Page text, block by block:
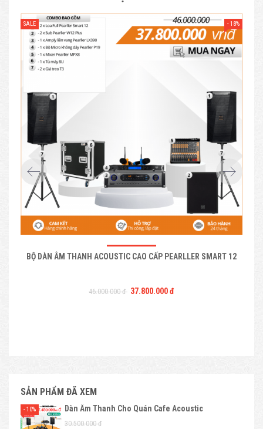
BỘ DÀN ÂM THANH ACOUSTIC CAO CẤP PEARLLER SMART 12
46.000.000 đ 37.800.000 đ
SALE - 18%
SẢN PHẨM ĐÃ XEM
Dàn Âm Thanh Cho Quán Cafe Acoustic
30.500.000 đ
- 10%